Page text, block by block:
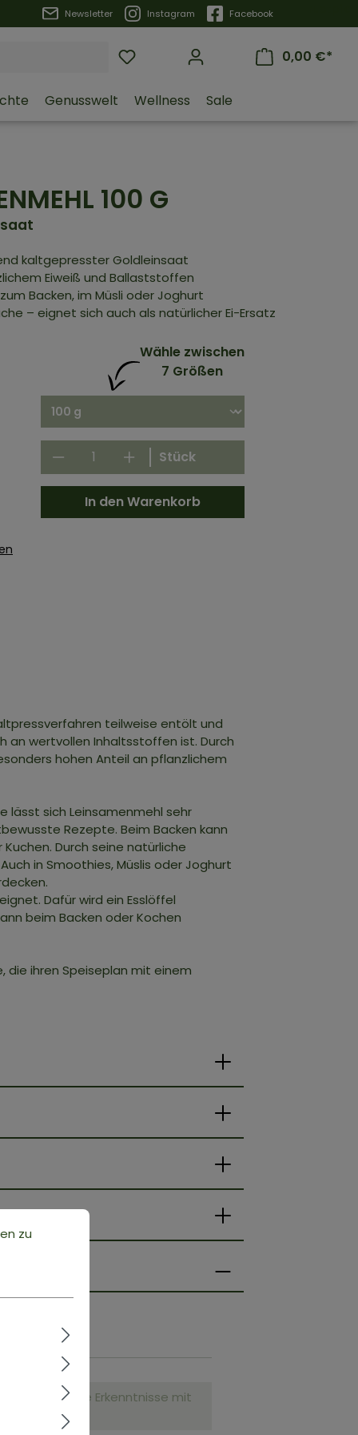
Newsletter Instagram Facebook
0,00 €*
Genusswelt Wellness Sale
100 G
kaltgepresster Goldleinsaat
Eiweiß und Ballaststoffen
Backen, im Müsli oder Joghurt
– eignet sich auch als natürlicher Ei-Ersatz
Wähle zwischen
7 Größen
Stück
In den Warenkorb
teilweise entölt und
an wertvollen Inhaltsstoffen ist. Durch
hohen Anteil an pflanzlichem
lässt sich Leinsamenmehl sehr
Rezepte. Beim Backen kann
Durch seine natürliche
in Smoothies, Müslis oder Joghurt
Dafür wird ein Esslöffel
beim Backen oder Kochen
die ihren Speiseplan mit einem
teile deine Erkenntnisse mit
zu